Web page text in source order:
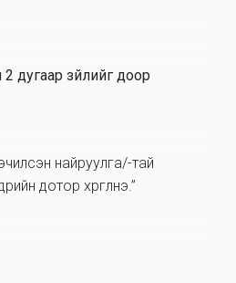
дугаар зүйлийг доор
найруулга/-тай
дотор хүргүүлнэ.”